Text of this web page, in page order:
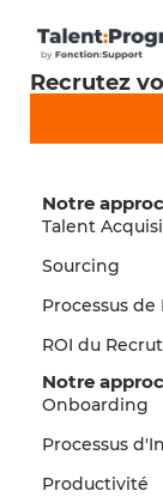
Recrutez
Notre
Talent
Sourcing
Processus
ROI du
Notre
Onboarding
Processus
Productivité